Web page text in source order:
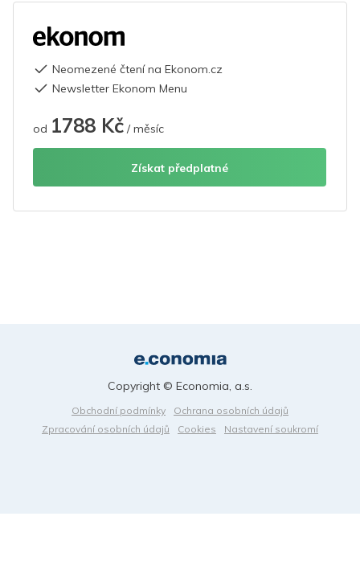
Neomezené čtení na Ekonom.cz
Newsletter Ekonom Menu
od 1788 Kč / měsíc
Získat předplatné
Obchodní podmínky
Ochrana osobních údajů
Zpracování osobních údajů
Cookies Nastavení soukromí
Copyright © Economia, a.s.